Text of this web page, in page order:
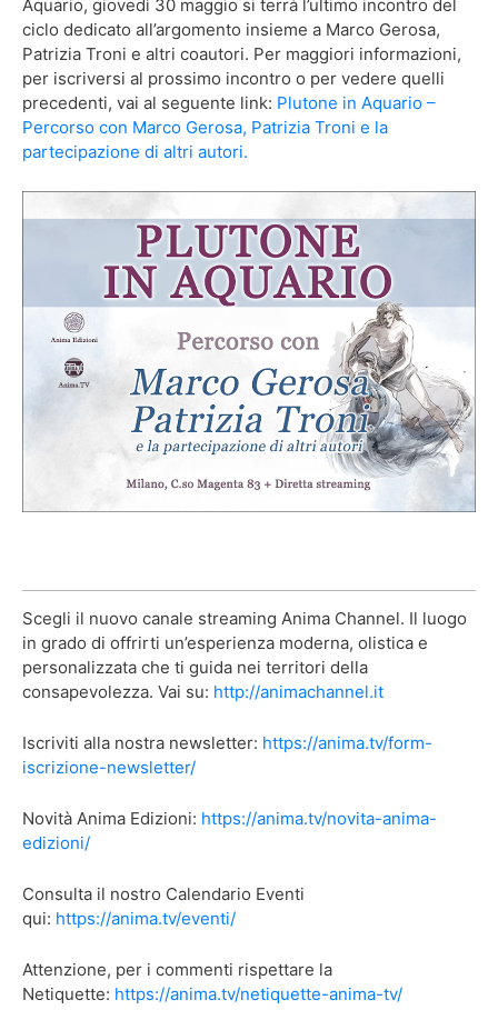
Aquario, giovedì 30 maggio si terrà l’ultimo incontro del
ciclo dedicato all’argomento insieme a Marco Gerosa,
Patrizia Troni e altri coautori. Per maggiori informazioni,
per iscriversi al prossimo incontro o per vedere quelli
precedenti, vai al seguente link: Plutone in Aquario –
Percorso con Marco Gerosa, Patrizia Troni e la
partecipazione di altri autori.
Scegli il nuovo canale streaming Anima Channel. Il luogo
in grado di offrirti un’esperienza moderna, olistica e
personalizzata che ti guida nei territori della
consapevolezza. Vai su: http://animachannel.it
Iscriviti alla nostra newsletter: https://anima.tv/form-
iscrizione-newsletter/
Novità Anima Edizioni: https://anima.tv/novita-anima-
edizioni/
Consulta il nostro Calendario Eventi
qui: https://anima.tv/eventi/
Attenzione, per i commenti rispettare la
Netiquette: https://anima.tv/netiquette-anima-tv/